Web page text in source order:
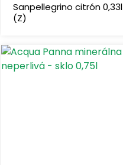
Sanpellegrino citrón 0,33l
(Z)